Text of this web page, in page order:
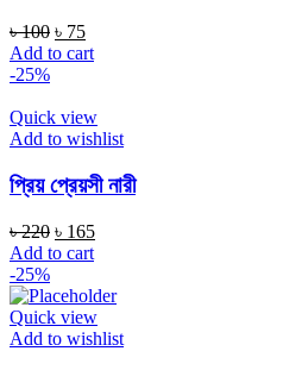
৳100 ৳ 75
Add to cart
-25%
Quick view
Add to wishlist
প্রিয় প্রেয়সী নারী
৳220 ৳ 165
Add to cart
-25%
Quick view
Add to wishlist